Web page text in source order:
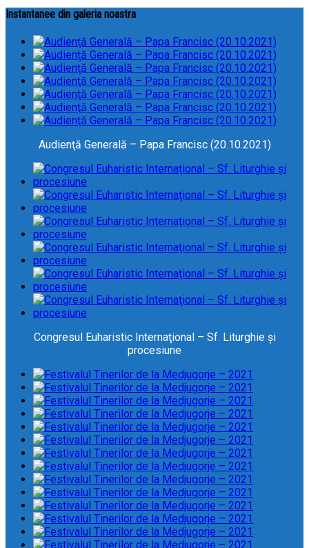
Instantanee din galeria noastra
Audienţă Generală – Papa Francisc (20.10.2021)
Congresul Euharistic Internaţional – Sf. Liturghie și
procesiune